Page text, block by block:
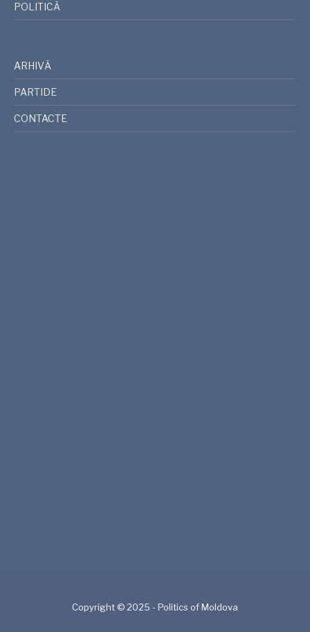
POLITICĂ
ARHIVĂ
PARTIDE
CONTACTE
Copyright © 2025 - Politics of Moldova